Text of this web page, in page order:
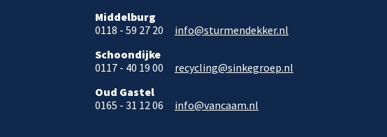
Middelburg
0118 - 59 27 20
info@sturmendekker.nl
Schoondijke
0117 - 40 19 00
recycling@sinkegroep.nl
Oud Gastel
0165 - 31 12 06
info@vancaam.nl